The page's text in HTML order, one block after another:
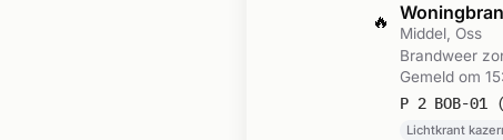
🔥
Middel, Oss
Brandweer
Gemeld om
P 2 BOB-01
Lichtkrant